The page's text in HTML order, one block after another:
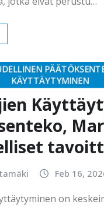
KÄYTTÄYTYMINEN
Feb 16,
on